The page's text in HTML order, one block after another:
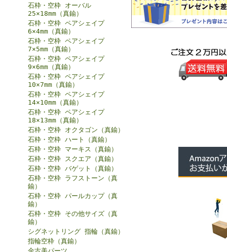
石枠・空枠 オーバル
25×18mm（真鍮）
石枠・空枠 ペアシェイプ
6×4mm（真鍮）
石枠・空枠 ペアシェイプ
7×5mm（真鍮）
石枠・空枠 ペアシェイプ
9×6mm（真鍮）
石枠・空枠 ペアシェイプ
10×7mm（真鍮）
石枠・空枠 ペアシェイプ
14×10mm（真鍮）
石枠・空枠 ペアシェイプ
18×13mm（真鍮）
石枠・空枠 オクタゴン（真鍮）
石枠・空枠 ハート（真鍮）
石枠・空枠 マーキス（真鍮）
石枠・空枠 スクエア（真鍮）
石枠・空枠 バゲット（真鍮）
石枠・空枠 ラフストーン（真
鍮）
石枠・空枠 パールカップ（真
鍮）
石枠・空枠 その他サイズ（真
鍮）
シグネットリング 指輪（真鍮）
指輪空枠（真鍮）